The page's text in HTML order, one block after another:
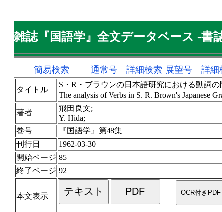
雑誌『国語学』全文データベース -書
簡易検索 通常号 詳細検索 展望号 詳細
タイトル
S・R・ブラウンの日本語研究における動詞の
The analysis of Verbs in S. R. Brown's Japanese
著者
飛田良文;
Y. Hida;
巻号
『国語学』第48集
刊行日
1962-03-30
開始ページ 85
終了ページ 92
本文表示